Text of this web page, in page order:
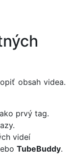
obsah videa.
ako prvý tag.
videí
TubeBuddy.